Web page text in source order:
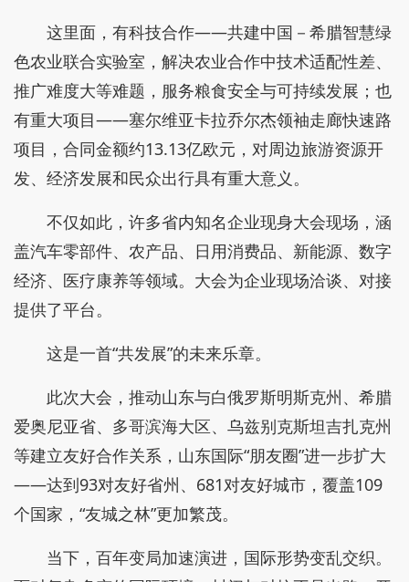
这里面，有科技合作——共建中国－希腊智慧绿
色农业联合实验室，解决农业合作中技术适配性差、
推广难度大等难题，服务粮食安全与可持续发展；也
有重大项目——塞尔维亚卡拉乔尔杰领袖走廊快速路
项目，合同金额约13.13亿欧元，对周边旅游资源开
发、经济发展和民众出行具有重大意义。
不仅如此，许多省内知名企业现身大会现场，涵
盖汽车零部件、农产品、日用消费品、新能源、数字
经济、医疗康养等领域。大会为企业现场洽谈、对接
提供了平台。
这是一首“共发展”的未来乐章。
此次大会，推动山东与白俄罗斯明斯克州、希腊
爱奥尼亚省、多哥滨海大区、乌兹别克斯坦吉扎克州
等建立友好合作关系，山东国际“朋友圈”进一步扩大
——达到93对友好省州、681对友好城市，覆盖109
个国家，“友城之林”更加繁茂。
当下，百年变局加速演进，国际形势变乱交织。